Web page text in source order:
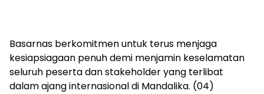
Basarnas berkomitmen untuk terus menjaga
kesiapsiagaan penuh demi menjamin keselamatan
seluruh peserta dan stakeholder yang terlibat
dalam ajang internasional di Mandalika. (04)